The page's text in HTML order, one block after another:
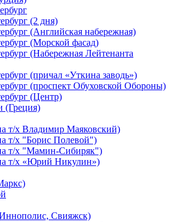
(2 дня)
(Английская набережная)
(Морской фасад)
(Набережная Лейтенанта
(причал «Уткина заводь»)
(проспект Обуховской Обороны)
(Центр)
(Греция)
т/х Владимир Маяковский)
т/х "Борис Полевой")
т/х "Мамин-Сибиряк")
т/х «Юрий Никулин»)
Свияжск)